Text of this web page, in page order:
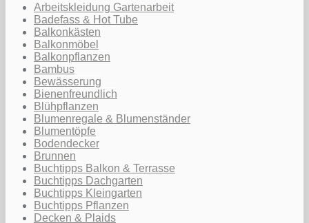
Arbeitskleidung Gartenarbeit
Badefass & Hot Tube
Balkonkästen
Balkonmöbel
Balkonpflanzen
Bambus
Bewässerung
Bienenfreundlich
Blühpflanzen
Blumenregale & Blumenständer
Blumentöpfe
Bodendecker
Brunnen
Buchtipps Balkon & Terrasse
Buchtipps Dachgarten
Buchtipps Kleingarten
Buchtipps Pflanzen
Decken & Plaids